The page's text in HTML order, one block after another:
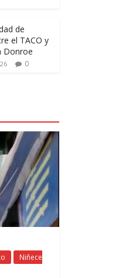
de
el TACO y
Donroe
0
Niñece